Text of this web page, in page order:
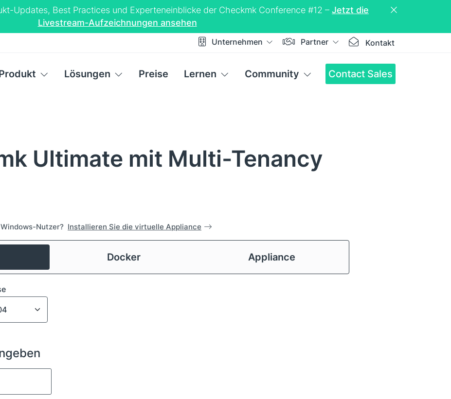
Updates, Best Practices und Experteneinblicke der Checkmk Conference #12 – Jetzt die
Livestream-Aufzeichnungen ansehen
Unternehmen Partner Kontakt
Lösungen Preise Lernen Community Contact Sales
Ultimate mit Multi-Tenancy
Windows-Nutzer? Installieren Sie die virtuelle Appliance
Docker Appliance